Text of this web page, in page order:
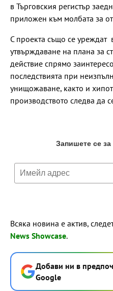
в Търговския регистър
приложен към молбата за
С проекта също се уреждат
утвърждаване на плана за
действие спрямо
последствията при
унищожаване, както и
производството следва да
Всяка новина е актив,
News Showcase.
Добави ни в
Google